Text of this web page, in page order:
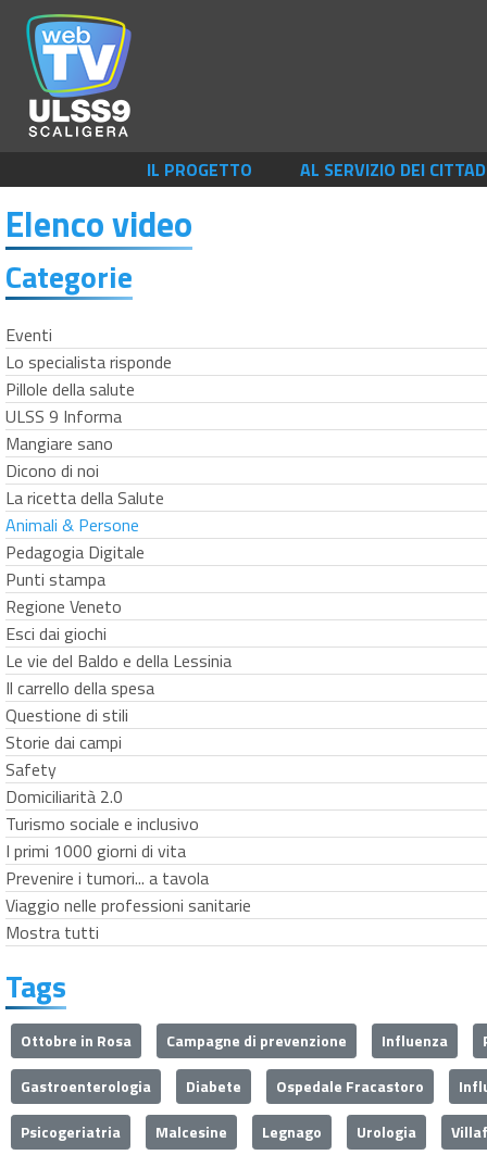
IL PROGETTO AL SERVIZIO DEI
Elenco video
Categorie
Eventi
Lo specialista risponde
Pillole della salute
ULSS 9 Informa
Mangiare sano
Dicono di noi
La ricetta della Salute
Animali & Persone
Pedagogia Digitale
Punti stampa
Regione Veneto
Esci dai giochi
Le vie del Baldo e della Lessinia
Il carrello della spesa
Questione di stili
Storie dai campi
Safety
Domiciliarità 2.0
Turismo sociale e inclusivo
I primi 1000 giorni di vita
Prevenire i tumori... a tavola
Viaggio nelle professioni sanitarie
Mostra tutti
Tags
Ottobre in Rosa Campagne di prevenzione Influenza
Gastroenterologia
Diabete Ospedale Fracastoro
Psicogeriatria
Malcesine Legnago Urologia